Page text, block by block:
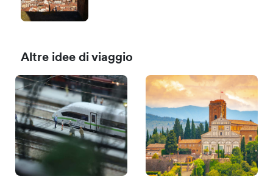
Altre idee di viaggio